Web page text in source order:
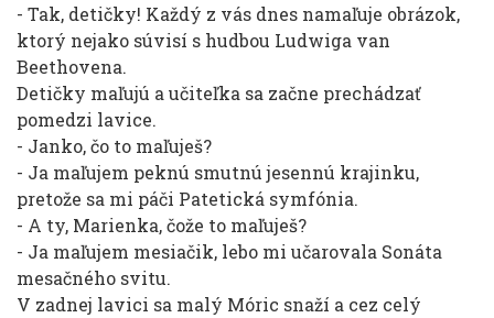
- Tak, detičky! Každý z vás dnes namaľuje obrázok,
ktorý nejako súvisí s hudbou Ludwiga van
Beethovena.
Detičky maľujú a učiteľka sa začne prechádzať
pomedzi lavice.
- Janko, čo to maľuješ?
- Ja maľujem peknú smutnú jesennú krajinku,
pretože sa mi páči Patetická symfónia.
- A ty, Marienka, čože to maľuješ?
- Ja maľujem mesiačik, lebo mi učarovala Sonáta
mesačného svitu.
V zadnej lavici sa malý Móric snaží a cez celý